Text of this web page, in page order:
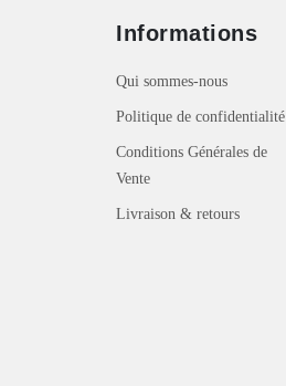
Informations
Qui sommes-nous
Politique de confidentialité
Conditions Générales de
Vente
Livraison & retours